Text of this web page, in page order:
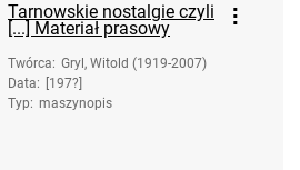
Tarnowskie nostalgie czyli
[...] Materiał prasowy
Twórca: Gryl, Witold (1919-2007)
Data:
[197?]
Typ: maszynopis